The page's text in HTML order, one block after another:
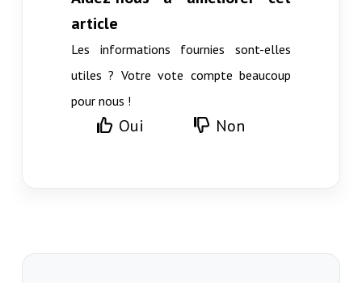
article
Les informations fournies sont-elles
utiles ? Votre vote compte beaucoup
pour nous !
Oui Non